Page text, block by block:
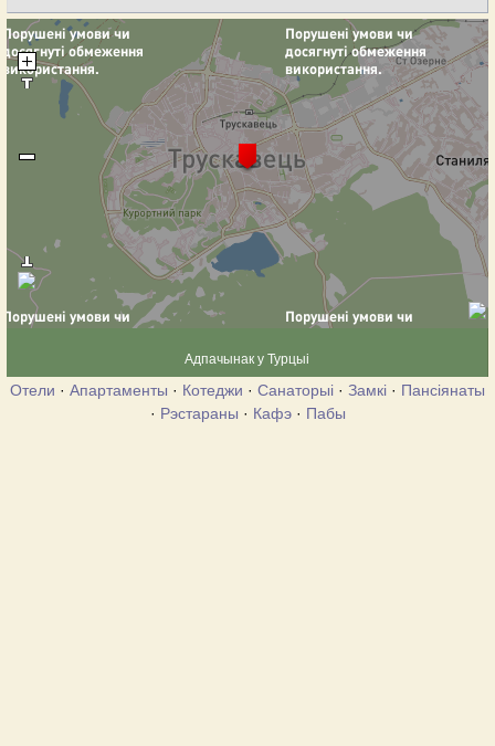
Адпачынак у Турцыі
Отели · Апартаменты · Котеджи · Санаторыі · Замкі · Пансіянаты
· Рэстараны · Кафэ· Пабы